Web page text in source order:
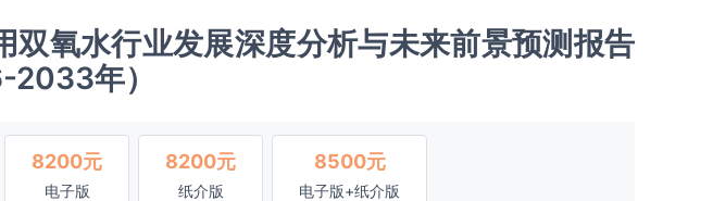
双氧水行业发展深度分析与未来前景预测报告
2033年）
8200元
电子版
8200元
纸介版
8500元
电子版+纸介版